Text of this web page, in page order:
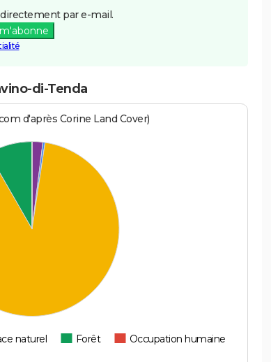
par e-mail.
di-Tenda
d'après Corine Land Cover)
naturel Forêt
Occupation humaine